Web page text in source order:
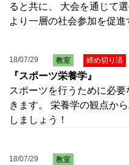
ると共に、 大会を通じて
より一層の社会参加を促進
18/07/29 教室 締め切り済
『スポーツ栄養学』
スポーツを行うために必
きます。 栄養学の観点か
しましょう！
18/07/29 教室